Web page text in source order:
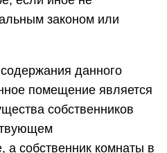
законом или
данного
помещение является
собственников
а собственник комнаты в